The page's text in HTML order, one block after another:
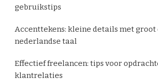
gebruikstips
Accenttekens: kleine details met groot
nederlandse taal
Effectief freelancen: tips voor
klantrelaties